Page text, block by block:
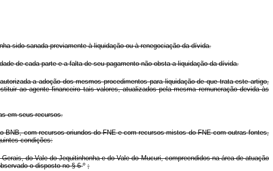
sido sanada previamente à liquidação ou à renegociação da dívida.
de cada parte e a falta de seu pagamento não obsta a liquidação da dívida.
a adoção dos mesmos procedimentos para liquidação de que trata este artigo,
ao agente financeiro tais valores, atualizados pela mesma remuneração devida às
em seus recursos.
BNB, com recursos oriundos do FNE e com recursos mistos do FNE com outras fontes,
condições:
do Vale do Jequitinhonha e do Vale do Mucuri, compreendidos na área de atuação
o disposto no § 6º ;